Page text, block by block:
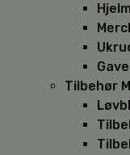
Tilbehør